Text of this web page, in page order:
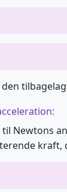
Newtons
kraft,